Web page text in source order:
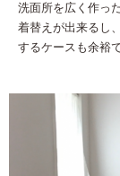
洗面所を広く作っ
着替えが出来るし
するケースも余裕